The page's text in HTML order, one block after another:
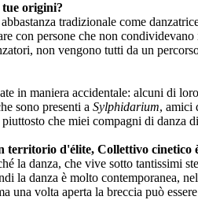
tue origini?
tradizionale come
con persone che non
non vengono tutti da un
in maniera accidentale: alcuni di
sono presenti a Sylphidarium, amici
che miei compagni di danza
territorio d'élite, Collettivo cinetico
la danza, che vive sotto tantissimi
la danza è molto contemporanea,
una volta aperta la breccia può